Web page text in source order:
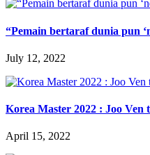
“Pemain bertaraf dunia pun
July 12, 2022
Korea Master 2022 : Joo
April 15, 2022